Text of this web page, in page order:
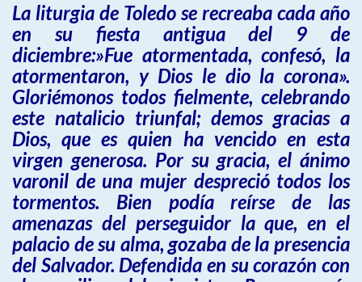
La liturgia de Toledo se recreaba cada año
en su fiesta antigua del 9 de
diciembre:»Fue atormentada, confesó, la
atormentaron, y Dios le dio la corona».
Gloriémonos todos fielmente, celebrando
este natalicio triunfal; demos gracias a
Dios, que es quien ha vencido en esta
virgen generosa. Por su gracia, el ánimo
varonil de una mujer despreció todos los
tormentos. Bien podía reírse de las
amenazas del perseguidor la que, en el
palacio de su alma, gozaba de la presencia
del Salvador. Defendida en su corazón con